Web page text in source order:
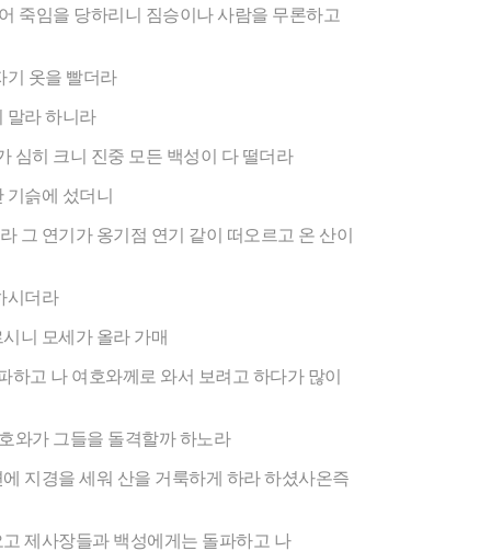
죽임을 당하리니 짐승이나 사람을 무론하고
기 옷을 빨더라
말라 하니라
심히 크니 진중 모든 백성이 다 떨더라
슭에 섰더니
그 연기가 옹기점 연기 같이 떠오르고 온 산이
시더라
니 모세가 올라 가매
고 나 여호와께로 와서 보려고 하다가 많이
와가 그들을 돌격할까 하노라
지경을 세워 산을 거룩하게 하라 하셨사온즉
제사장들과 백성에게는 돌파하고 나